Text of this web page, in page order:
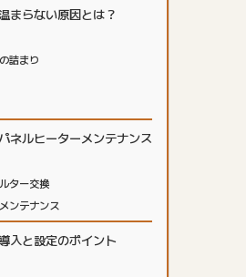
まらない原因とは？
詰まり
ネルヒーターメンテナンス
ター交換
ンテナンス
入と設定のポイント